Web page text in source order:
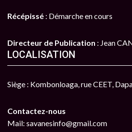
Récépissé : Démarche en cours
Directeur de Publication : Jean
LOCALISATION
Siège : Kombonloaga, rue CEET,
Contactez-nous
Mail: savanesinfo@gmail.com